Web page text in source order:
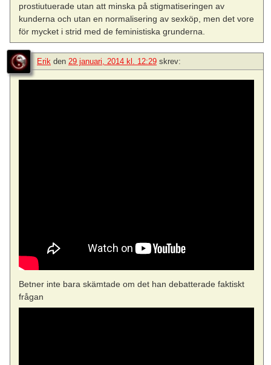
prostiutuerade utan att minska på stigmatiseringen av
kunderna och utan en normalisering av sexköp, men det vore
för mycket i strid med de feministiska grunderna.
Erik den 29 januari, 2014 kl. 12:29 skrev:
Betner inte bara skämtade om det han debatterade faktiskt
frågan